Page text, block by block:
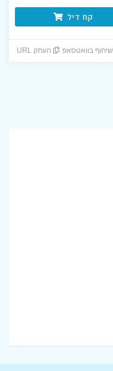
קח דיל
שיתוף בוואטסאפ העתק URL